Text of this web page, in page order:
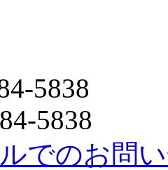
5838
5838
でのお問